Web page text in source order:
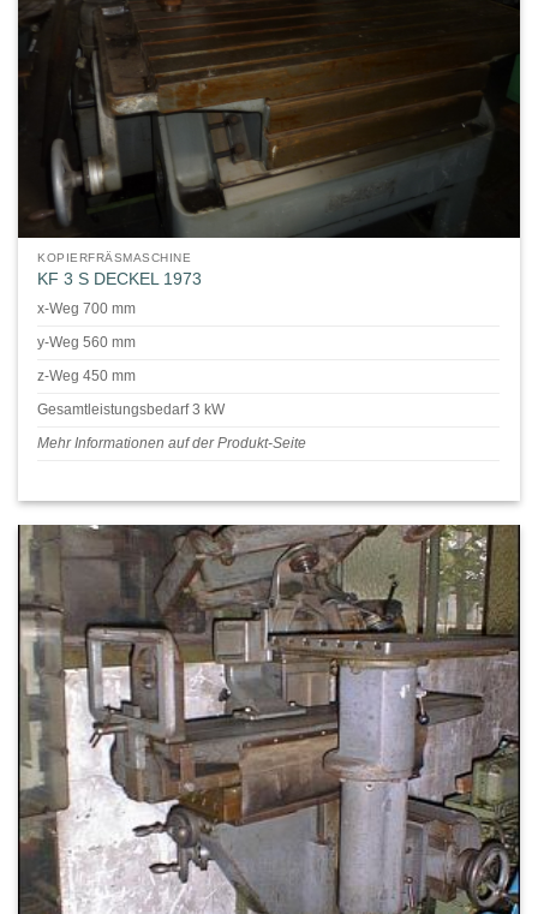
KOPIERFRÄSMASCHINE
KF 3 S DECKEL 1973
x-Weg 700 mm
y-Weg 560 mm
z-Weg 450 mm
Gesamtleistungsbedarf 3 kW
Mehr Informationen auf der Produkt-Seite